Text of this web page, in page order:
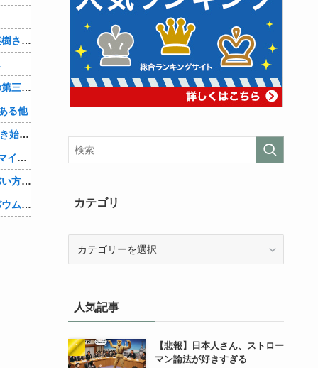
【画像】「まどか☆マギカ」巴マミ、美樹さやか、佐倉杏子エロすぎ放課後えんこーハメ撮りどぴゅどぴゅエチエチが最高すぎる❣
辺野古転覆ﾀﾋ亡事故、学校法人同志社の第三者委員会が調査報告書を公表 … 安全配慮義務違反や安全管理に関する検証を妨げた組織風土の存在を指摘
る他
「Linuxで十分じゃね…？」世界が気付き始める他
Google、AIへの投資が膨らみ史上初のマイナスキャッシュフローに陥る他
キズナアイさんの活動内容、ガチでヤバい方向へ他
【速報】ジャンポケ斉藤の被害女性「バウムクーヘン売ったりTikTokライブしててムカついたから示談しなかった」他 カテゴリ
人気記事
【悲報】日本人さん、ストロー
マン論法が好きすぎる